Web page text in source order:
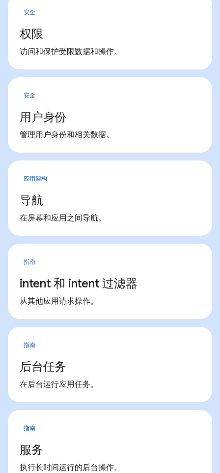
安全
权限
访问和保护受限数据和操作。
安全
用户身份
管理用户身份和相关数据。
应用架构
导航
在屏幕和应用之间导航。
指南
intent 和 intent 过滤器
从其他应用请求操作。
指南
后台任务
在后台运行应用任务。
指南
服务
执行长时间运行的后台操作。